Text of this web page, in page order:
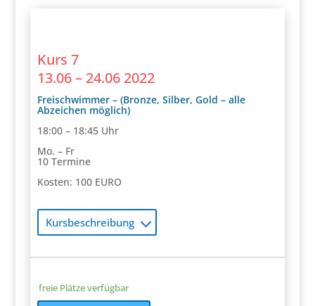
Kurs 7
13.06 – 24.06 2022
Freischwimmer – (Bronze, Silber, Gold – alle
Abzeichen möglich)
18:00 – 18:45 Uhr
Mo. – Fr
10 Termine
Kosten: 100 EURO
Kursbeschreibung
freie Plätze verfügbar